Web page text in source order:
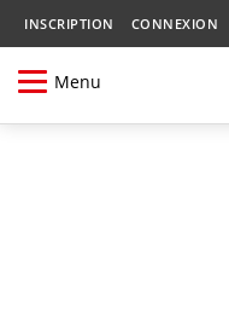
INSCRIPTION CONNEXION
Menu